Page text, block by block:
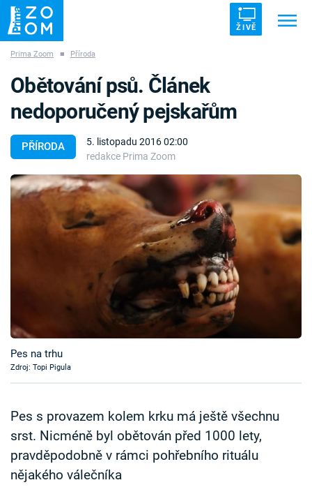
ŽIVĚ
ZÁHADY VETŘELCI DÁVNOVĚKU
Témata
Témata
TV Program
Časopis
Sledujte prima+
Sledujte nás
Prima Zoom ■ Příroda
PŘÍRODA
5. listopadu 2016 02:00
redakce Prima Zoom
Obětování psů. Článek
nedoporučený pejskařům
Pes na trhu
Zdroj: Topi Pigula
Pes s provazem kolem krku má ještě všechnu
srst. Nicméně byl obětován před 1000 lety,
pravděpodobně v rámci pohřebního rituálu
nějakého válečníka